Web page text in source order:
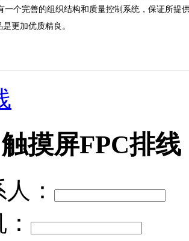
一个完善的组织结构和质量控制系统，保证所提
更加优质精良。
触摸屏FPC排线
：